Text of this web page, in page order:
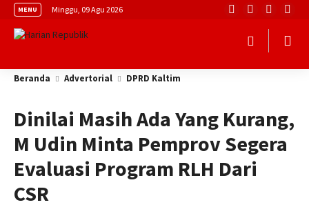
MENU Minggu, 09 Agu 2026
Beranda Advertorial DPRD Kaltim
Dinilai Masih Ada Yang Kurang,
M Udin Minta Pemprov Segera
Evaluasi Program RLH Dari
CSR